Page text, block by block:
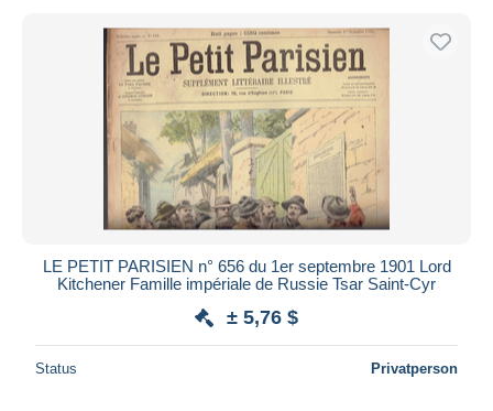
LE PETIT PARISIEN n° 656 du 1er septembre 1901 Lord
Kitchener Famille impériale de Russie Tsar Saint-Cyr
± 5,76 $
Status Privatperson